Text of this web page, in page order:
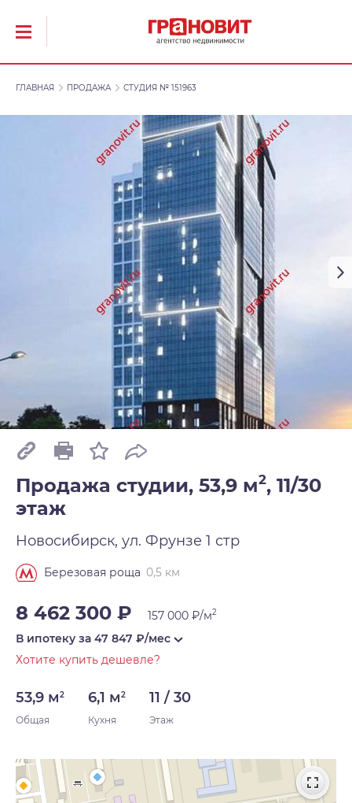
ГЛАВНАЯ ПРОДАЖА СТУДИЯ № 151963
Продажа студии, 53,9 м2, 11/30
этаж
Новосибирск, ул. Фрунзе 1 стр
Березовая роща 0,5 км
8 462 300 ₽ 157 000 ₽/м2
В ипотеку за 47 847 ₽/мес
Хотите купить дешевле?
53,9 м2
Общая
6,1 м2
Кухня
11 / 30
Этаж